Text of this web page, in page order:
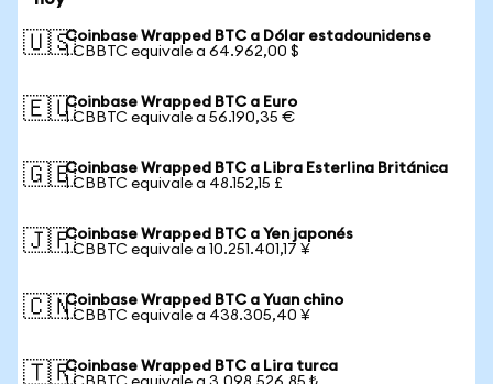
🇺🇸Coinbase Wrapped BTC a Dólar estadounidense
1 CBBTC equivale a 64.962,00 $
🇪🇺Coinbase Wrapped BTC a Euro
1 CBBTC equivale a 56.190,35 €
🇬🇧Coinbase Wrapped BTC a Libra Esterlina Británica
1 CBBTC equivale a 48.152,15 £
🇯🇵Coinbase Wrapped BTC a Yen japonés
1 CBBTC equivale a 10.251.401,17 ¥
🇨🇳Coinbase Wrapped BTC a Yuan chino
1 CBBTC equivale a 438.305,40 ¥
🇹🇷Coinbase Wrapped BTC a Lira turca